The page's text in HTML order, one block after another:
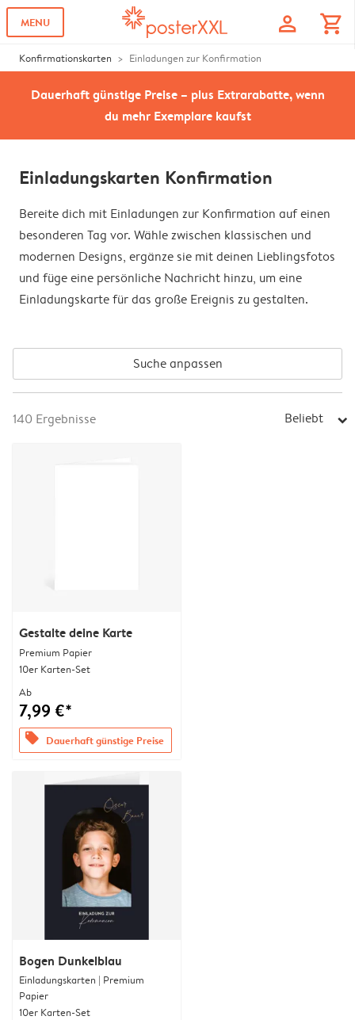
MENU profile shopping_cart
Konfirmationskarten Einladungen zur Konfirmation
Dauerhaft günstige Preise – plus Extrarabatte, wenn
du mehr Exemplare kaufst
Einladungskarten Konfirmation
Bereite dich mit Einladungen zur Konfirmation auf einen
besonderen Tag vor. Wähle zwischen klassischen und
modernen Designs, ergänze sie mit deinen Lieblingsfotos
und füge eine persönliche Nachricht hinzu, um eine
Einladungskarte für das große Ereignis zu gestalten.
Suche anpassen
140 Ergebnisse Beliebt arrow_right
Gestalte deine Karte
Premium Papier
10er Karten-Set
Ab
7,99 €*
offers Dauerhaft günstige Preise
Bogen Dunkelblau
Einladungskarten | Premium
Papier
10er Karten-Set